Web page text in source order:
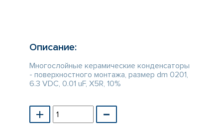
Описание:
Многослойные керамические конденсаторы
- поверхностного монтажа, размер dm 0201,
6.3 VDC, 0.01 uF, X5R, 10%